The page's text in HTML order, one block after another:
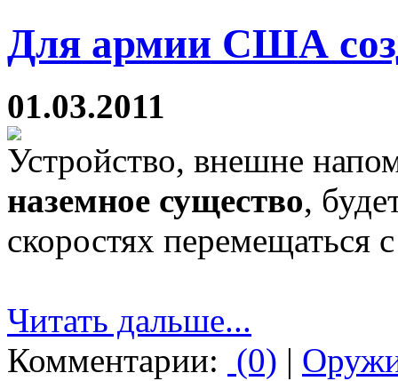
Для армии США
01.03.2011
Устройство, внешне
наземное существо,
скоростях перемещаться
Читать дальше...
Комментарии: (0) |